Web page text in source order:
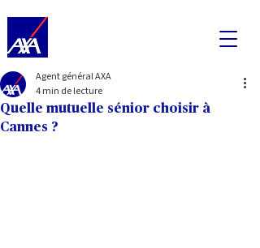
Quelle mutuelle sénior choisir à
Cannes ?
Agent général AXA
4 min de lecture